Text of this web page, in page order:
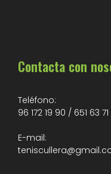
Contacta con
Teléfono:
96 172 19 90 / 651 63
E-mail: